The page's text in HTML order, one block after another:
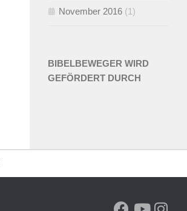
November 2016 (1)
BIBELBEWEGER WIRD
GEFÖRDERT DURCH